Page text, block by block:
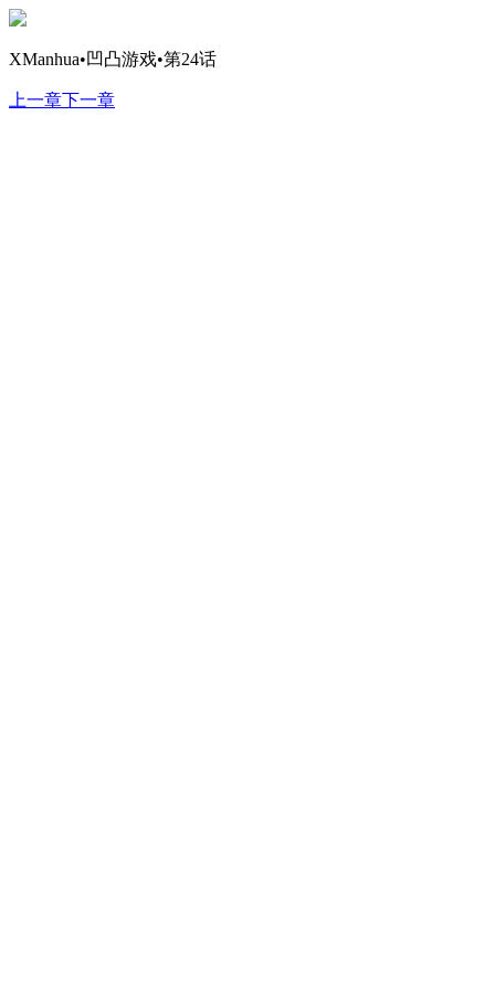
XManhua•凹凸游戏•第24话
上一章下一章